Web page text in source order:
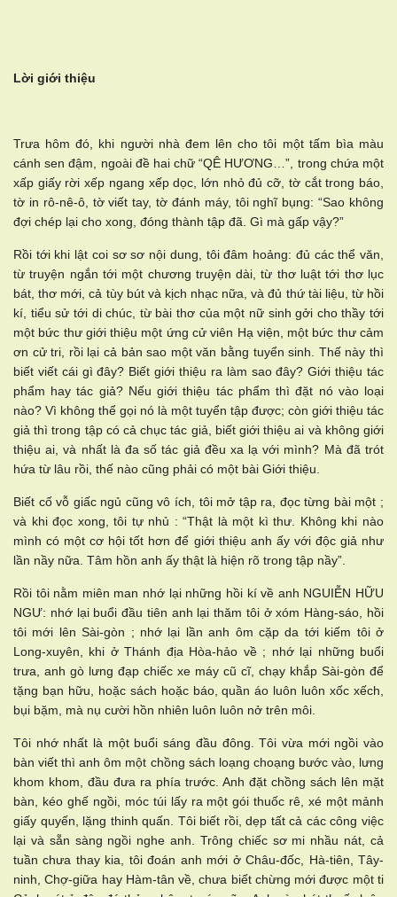
Lời giới thiệu
Trưa hôm đó, khi người nhà đem lên cho tôi một tấm bìa màu
cánh sen đậm, ngoài đề hai chữ “QÊ HƯƠNG…”, trong chứa một
xấp giấy rời xếp ngang xếp dọc, lớn nhỏ đủ cỡ, tờ cắt trong báo,
tờ in rô-nê-ô, tờ viết tay, tờ đánh máy, tôi nghĩ bụng: “Sao không
đợi chép lại cho xong, đóng thành tập đã. Gì mà gấp vậy?”
Rồi tới khi lật coi sơ sơ nội dung, tôi đâm hoảng: đủ các thể văn,
từ truyện ngắn tới một chương truyện dài, từ thơ luật tới thơ lục
bát, thơ mới, cả tùy bút và kịch nhạc nữa, và đủ thứ tài liệu, từ hồi
kí, tiểu sử tới di chúc, từ bài thơ của một nữ sinh gởi cho thầy tới
một bức thư giới thiệu một ứng cử viên Hạ viện, một bức thư cảm
ơn cử tri, rồi lại cả bản sao một văn bằng tuyển sinh. Thế này thì
biết viết cái gì đây? Biết giới thiệu ra làm sao đây? Giới thiệu tác
phẩm hay tác giả? Nếu giới thiệu tác phẩm thì đặt nó vào loại
nào? Vì không thể gọi nó là một tuyển tập được; còn giới thiệu tác
giả thì trong tập có cả chục tác giả, biết giới thiệu ai và không giới
thiệu ai, và nhất là đa số tác giả đều xa lạ với mình? Mà đã trót
hứa từ lâu rồi, thế nào cũng phải có một bài Giới thiệu.
Biết cố vỗ giấc ngủ cũng vô ích, tôi mở tập ra, đọc từng bài một ;
và khi đọc xong, tôi tự nhủ : “Thật là một kì thư. Không khi nào
mình có một cơ hội tốt hơn để giới thiệu anh ấy với độc giả như
lần nầy nữa. Tâm hồn anh ấy thật là hiện rõ trong tập nầy”.
Rồi tôi nằm miên man nhớ lại những hồi kí về anh NGUIỄN HỮU
NGƯ: nhớ lại buổi đầu tiên anh lại thăm tôi ở xóm Hàng-sáo, hồi
tôi mới lên Sài-gòn ; nhớ lại lần anh ôm cặp da tới kiếm tôi ở
Long-xuyên, khi ở Thánh địa Hòa-hảo về ; nhớ lại những buổi
trưa, anh gò lưng đạp chiếc xe máy cũ cĩ, chạy khắp Sài-gòn để
tặng bạn hữu, hoặc sách hoặc báo, quần áo luôn luôn xốc xếch,
bụi bặm, mà nụ cười hồn nhiên luôn luôn nở trên môi.
Tôi nhớ nhất là một buổi sáng đầu đông. Tôi vừa mới ngồi vào
bàn viết thì anh ôm một chồng sách loạng choạng bước vào, lưng
khom khom, đầu đưa ra phía trước. Anh đặt chồng sách lên mặt
bàn, kéo ghế ngồi, móc túi lấy ra một gói thuốc rê, xé một mảnh
giấy quyến, lặng thinh quấn. Tôi biết rồi, dẹp tất cả các công việc
lại và sẵn sàng ngồi nghe anh. Trông chiếc sơ mi nhầu nát, cả
tuần chưa thay kia, tôi đoán anh mới ở Châu-đốc, Hà-tiên, Tây-
ninh, Chợ-giữa hay Hàm-tân về, chưa biết chừng mới được một ti